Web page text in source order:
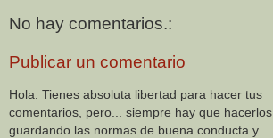
No hay comentarios.:
Publicar un comentario
Hola: Tienes absoluta libertad para hacer tus
comentarios, pero... siempre hay que hacerlos
guardando las normas de buena conducta y